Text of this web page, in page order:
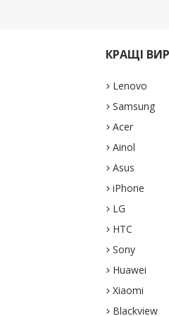
КРАЩІ
Lenovo
Samsung
Acer
Ainol
Asus
iPhone
LG
HTC
Sony
Huawei
Xiaomi
Blackview